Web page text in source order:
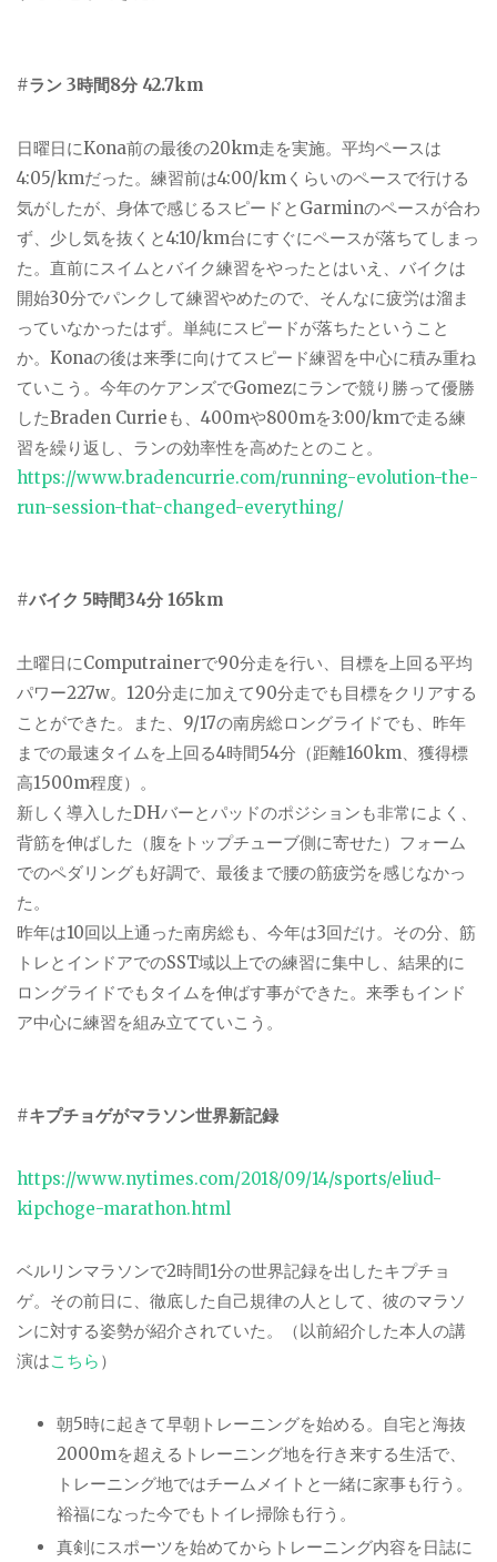
#ラン 3時間8分 42.7km
日曜日にKona前の最後の20km走を実施。平均ペースは
4:05/kmだった。練習前は4:00/km くらいのペースで行ける
気がしたが、身体で感じるスピードと Garminのペースが合わ
ず、少し気を抜くと4:10/km台にすぐにペースが落ちてしまっ
た。直前にスイムとバイク練習をやったとはいえ、バイクは
開始30分でパンクして練習やめたので、そんなに疲労は溜ま
っていなかったはず。単純にスピードが落ちたということ
か。 Konaの後は来季に向けてスピード練習を中心に積み重ね
ていこう。今年のケアンズでGomezにランで競り勝って優勝
したBraden Currie も、 400mや800mを3:00/kmで走る練
習を繰り返し、ランの効率性を高めたとのこと。
https://www.bradencurrie.com/running-evolution-the-
run-session-that-changed-everything/
#バイク 5時間34分 165km
土曜日にComputrainerで90分走を行い、目標を上回る平均
パワー227w。 120分走に加えて90分走でも目標をクリアする
ことができた。また、 9/17の南房総ロングライドでも、昨年
までの最速タイムを上回る4時間54分（距離160km、獲得標
高1500m程度）。
新しく導入したDHバーとパッドのポジションも非常によく、
背筋を伸ばした（腹をトップチューブ側に寄せた）フォーム
でのペダリングも好調で、最後まで腰の筋疲労を感じなかっ
た。
昨年は10回以上通った南房総も、今年は3回だけ。その分、筋
トレとインドアでのSST域以上での練習に集中し、結果的に
ロングライドでもタイムを伸ばす事ができた。来季もインド
ア中心に練習を組み立てていこう。
#キプチョゲがマラソン世界新記録
https://www.nytimes.com/2018/09/14/sports/eliud-
kipchoge-marathon.html
ベルリンマラソンで2時間1分の世界記録を出したキプチョ
ゲ。その前日に、徹底した自己規律の人として、彼のマラソ
ンに対する姿勢が紹介されていた。（以前紹介した本人の講
演はこちら ）
朝5時に起きて早朝トレーニングを始める。自宅と海抜
2000mを超えるトレーニング地を行き来する生活で、
トレーニング地ではチームメイトと一緒に家事も行う。
裕福になった今でもトイレ掃除も行う。
真剣にスポーツを始めてからトレーニング内容を日誌に